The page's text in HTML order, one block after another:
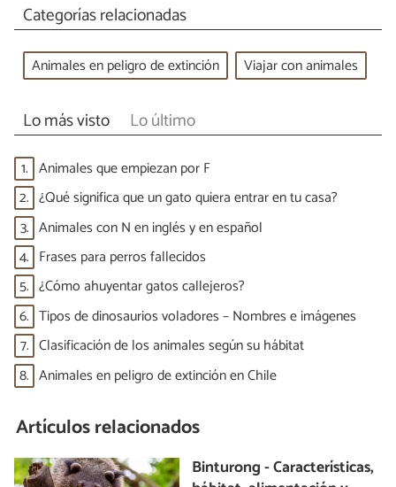
Categorías relacionadas
Animales en peligro de extinción Viajar con animales
Lo más visto Lo último
1. Animales que empiezan por F
2. ¿Qué significa que un gato quiera entrar en tu casa?
3. Animales con N en inglés y en español
4. Frases para perros fallecidos
5. ¿Cómo ahuyentar gatos callejeros?
6. Tipos de dinosaurios voladores – Nombres e imágenes
7. Clasificación de los animales según su hábitat
8. Animales en peligro de extinción en Chile
Artículos relacionados
Binturong - Características,